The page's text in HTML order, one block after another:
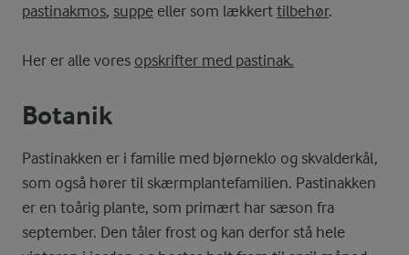
pastinakmos, suppe eller som lækkert tilbehør.
Her er alle vores opskrifter med pastinak.
Botanik
Pastinakken er i familie med bjørneklo og skvalderkål,
som også hører til skærmplantefamilien. Pastinakken
er en toårig plante, som primært har sæson fra
september. Den tåler frost og kan derfor stå hele